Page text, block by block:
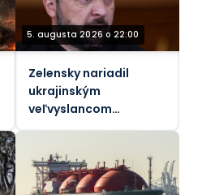
5. augusta 2026 o 22:00
Zelensky nariadil
ukrajinským
veľvyslancom
špehovať svojich